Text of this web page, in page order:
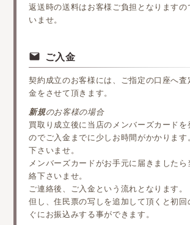
返送時の送料はお客様ご負担となりますの
いませ。
ご入金
契約成立のお客様には、ご指定の口座へ査
金をさせて頂きます。
新規のお客様の場合
買取り成立後に当店のメンバーズカードを
のでご入金までに少しお時間がかかります
下さいませ。
メンバーズカードがお手元に届きましたら
絡下さいませ。
ご連絡後、ご入金という流れとなります。
但し、住民票の写しを追加して頂くと初回
ぐにお振込みする事ができます。